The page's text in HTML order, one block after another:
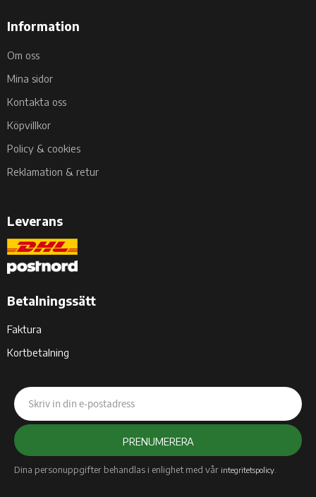
Information
Om oss
Mina sidor
Kontakta oss
Köpvillkor
Policy & cookies
Reklamation & retur
Leverans
Betalningssätt
Faktura
Kortbetalning
PRENUMERERA
Dina personuppgifter behandlas i enlighet med vår integritetspolicy.